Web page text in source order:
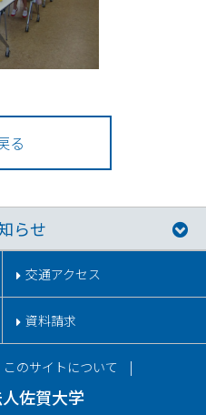
る
らせ
交通アクセス
資料請求
佐賀大学
このサイトについて